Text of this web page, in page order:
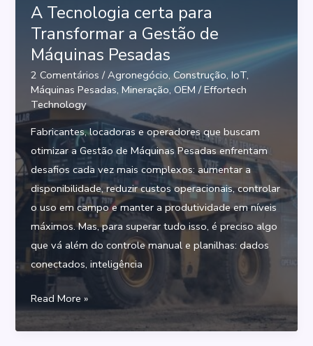
o
futuro
das
decisões
em
tempo
real
Indústria
Conectada
A Tecnologia certa para
Transformar a Gestão de
Máquinas Pesadas
2 Comentários /Agronegócio,Construção,IoT,
Máquinas Pesadas,Mineração,OEM /Effortech
Technology
Fabricantes, locadoras e operadores que buscam
otimizar a Gestão de Máquinas Pesadas enfrentam
desafios cada vez mais complexos: aumentar a
disponibilidade, reduzir custos operacionais, controlar
o uso em campo e manter a produtividade em níveis
máximos. Mas, para superar tudo isso, é preciso algo
que vá além do controle manual e planilhas: dados
conectados, inteligência
A
certa
Read More »